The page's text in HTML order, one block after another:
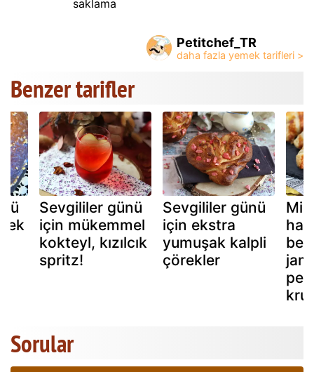
saklama
Petitchef_TR
Benzer tarifler
Sevgililer günü
için mükemmel
kokteyl, kızılcık
spritz!
Sevgililer günü
için ekstra
yumuşak kalpli
çörekler
Sorular